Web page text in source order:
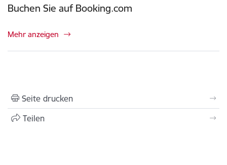
Buchen Sie auf Booking.com
Mehr anzeigen
Seite drucken
Teilen